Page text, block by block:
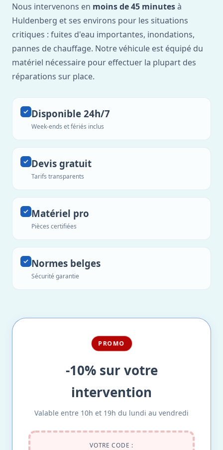
Nous intervenons en moins de 45 minutesà
Huldenberg et ses environs pour les situations
critiques : fuites d'eau importantes, inondations,
pannes de chauffage. Notre véhicule est équipé du
matériel nécessaire pour effectuer la plupart des
réparations sur place.
Disponible 24h/7
Week-ends et fériés inclus
Devis gratuit
Tarifs transparents
Matériel pro
Pièces certifiées
Normes belges
Sécurité garantie
PROMO
-10% sur votre
intervention
Valable entre 10h et 19h du lundi au vendredi
VOTRE CODE :